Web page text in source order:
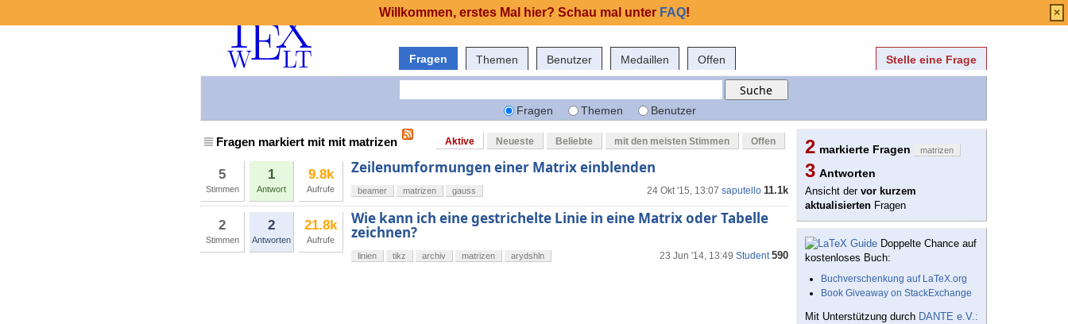
Fragen Themen Benutzer Medaillen Offen Stelle eine Frage
Fragen Themen Benutzer
Fragen markiert mit mit matrizen Aktive Neueste Beliebte mit den meisten Stimmen Offen
5
Stimmen
1
Antwort
9.8k
Aufrufe
Zeilenumformungen einer Matrix einblenden
24 Okt '15, 13:07 saputello 11.1k
beamer matrizen gauss
2
Stimmen
2
Antworten
21.8k
Aufrufe
Wie kann ich eine gestrichelte Linie in eine Matrix oder Tabelle
zeichnen?
23 Jun '14, 13:49 Student 590
linien tikz archiv matrizen arydshln
2 markierte Fragen matrizen
3 Antworten
Ansicht der vor kurzem
aktualisierten Fragen
Doppelte Chance auf
kostenloses Buch:
Buchverschenkung auf LaTeX.org
Book Giveaway on StackExchange
Mit Unterstützung durch DANTE e.V.:
Willkommen, erstes Mal hier? Schau mal unter FAQ! ×